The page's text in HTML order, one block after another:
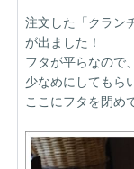
注文した「クラン
が出ました！
フタが平らなので
少なめにしてもら
ここにフタを閉め